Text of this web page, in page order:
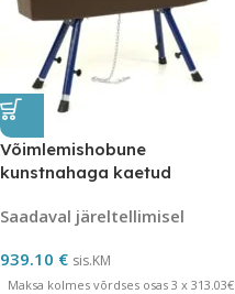
Võimlemishobune
kunstnahaga kaetud
Saadaval järeltellimisel
939.10 € sis.KM
Maksa kolmes võrdses osas 3 x 313.03€